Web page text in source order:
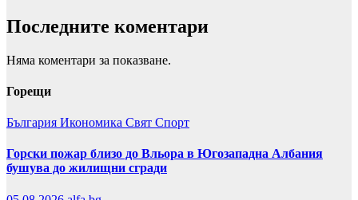
Последните коментари
Няма коментари за показване.
Горещи
България Икономика Свят Спорт
Горски пожар близо до Вльора в Югозападна Албания
бушува до жилищни сгради